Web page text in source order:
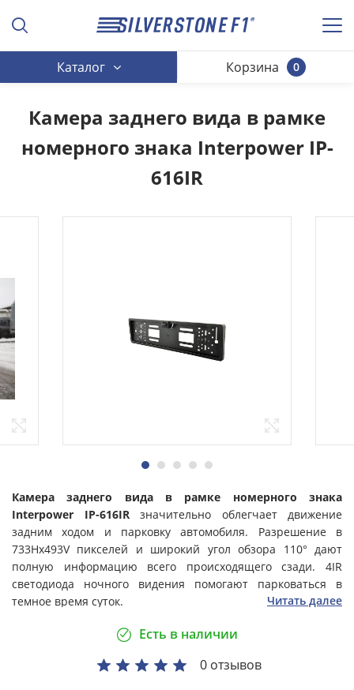
Каталог 0
Корзина
Камера заднего вида в рамке
номерного знака Interpower IP-
616IR
Читать далее
Камера заднего вида в рамке номерного знака
Interpower IP-616IRзначительно облегчает движение
задним ходом и парковку автомобиля. Разрешение в
733Hx493V пикселей и широкий угол обзора 110° дают
полную информацию всего происходящего сзади. 4IR
светодиода ночного видения помогают парковаться в
темное время суток.
Есть в наличии
0 отзывов